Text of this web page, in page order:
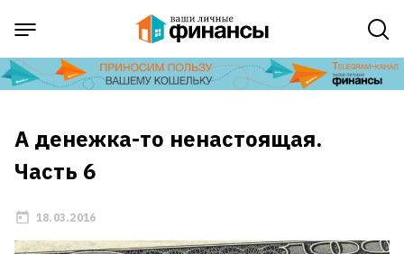
А денежка-то ненастоящая.
Часть 6
18.03.2016